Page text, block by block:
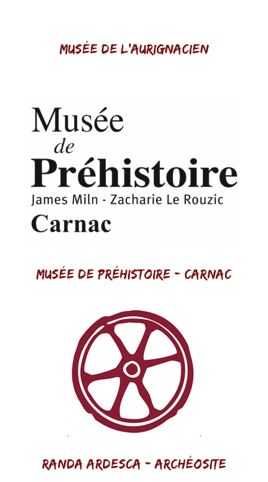
Musée de l'aurignacien
Musée de Préhistoire - Carnac
Randa Ardesca - Archéosite